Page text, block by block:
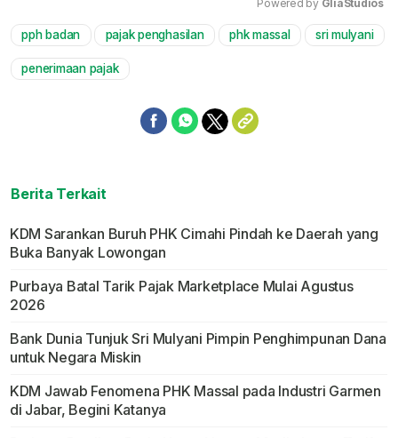
Mute
Powered by GliaStudios
pph badan pajak penghasilan phk massal sri mulyani
penerimaan pajak
Berita Terkait
KDM Sarankan Buruh PHK Cimahi Pindah ke Daerah yang
Buka Banyak Lowongan
Purbaya Batal Tarik Pajak Marketplace Mulai Agustus
2026
Bank Dunia Tunjuk Sri Mulyani Pimpin Penghimpunan Dana
untuk Negara Miskin
KDM Jawab Fenomena PHK Massal pada Industri Garmen
di Jabar, Begini Katanya